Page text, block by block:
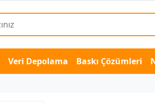
Veri Depolama Baskı Çözümleri